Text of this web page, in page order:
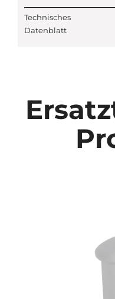
Technisches
Datenblatt